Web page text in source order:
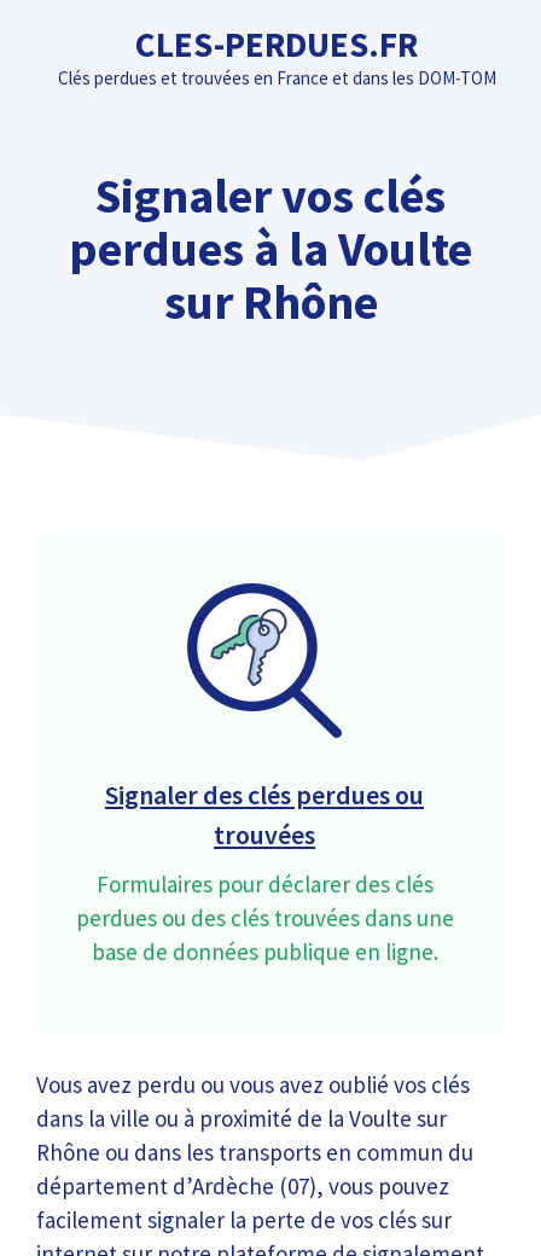
contenu
CLES-PERDUES.FR
Clés perdues et trouvées en France et dans les DOM-TOM
Signaler vos clés
perdues à la Voulte
sur Rhône
Signaler des clés perdues ou
trouvées
Formulaires pour déclarer des clés
perdues ou des clés trouvées dans une
base de données publique en ligne.
Vous avez perdu ou vous avez oublié vos clés
dans la ville ou à proximité de la Voulte sur
Rhône ou dans les transports en commun du
département d’Ardèche (07), vous pouvez
facilement signaler la perte de vos clés sur